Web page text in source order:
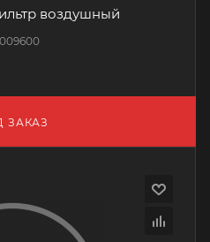
воздушный
ЗАКАЗ